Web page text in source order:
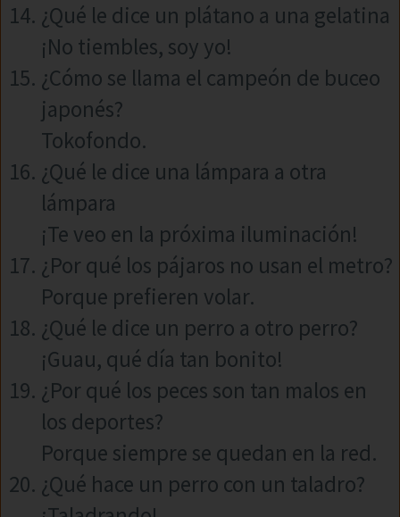
¿Qué le dice un plátano a una gelatina
¡No tiembles, soy yo!
¿Cómo se llama el campeón de buceo
japonés?
Tokofondo.
¿Qué le dice una lámpara a otra
lámpara
¡Te veo en la próxima iluminación!
¿Por qué los pájaros no usan el metro?
Porque prefieren volar.
¿Qué le dice un perro a otro perro?
¡Guau, qué día tan bonito!
¿Por qué los peces son tan malos en
los deportes?
Porque siempre se quedan en la red.
¿Qué hace un perro con un taladro?